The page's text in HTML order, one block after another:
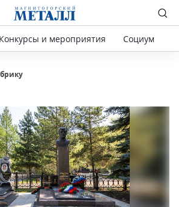
Конкурсы и мероприятия Социум